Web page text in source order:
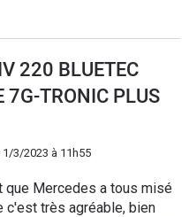
achetée 27500€ ça vaut
220 BLUETEC
7G-TRONIC PLUS
1/3/2023 à 11h55
que Mercedes a tous misé
c'est très agréable, bien